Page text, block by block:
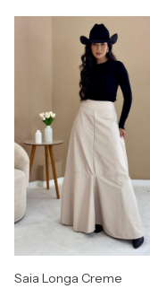
Saia Longa Creme